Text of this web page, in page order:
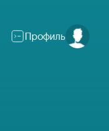
Профиль